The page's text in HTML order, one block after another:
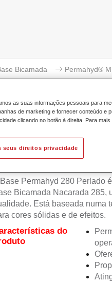
Bicamada Permahyd®
Permahyd®
Permahyd 280 Perlado
Bicamada Nacarada 285,
Está baseada numa
cores sólidas e de efeitos.
do
as suas informações pessoais para
de marketing e fornecer conteúdo e
clicando no botão à direita. Para
seus direitos privacidade